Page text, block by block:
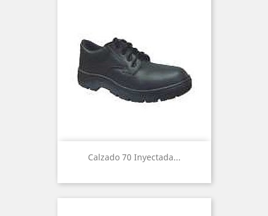
Calzado 70 Inyectada...